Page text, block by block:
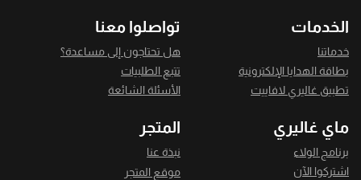
الخدمات
خدماتنا
بطاقة الهدايا الإلكترونية
تطبيق غاليري لافاييت
تواصلوا معنا
هل تحتاجون إلى مساعدة؟
تتبع الطلبيات
الأسئلة الشائعة
ماي غاليري
برنامج الولاء
اشتركوا الآن
المتجر
نبذة عنا
موقع المتجر